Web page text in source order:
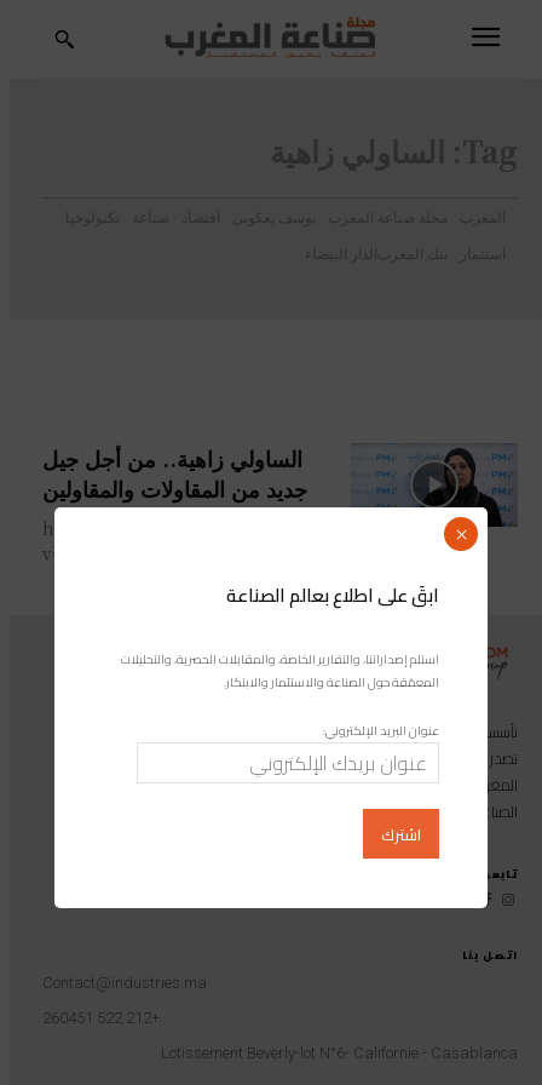
Tag: الساولي زاهية
المغرب مجلة صناعة المغرب يوسف يعكوبي اقتصاد صناعة
تكنولوجيا
استثمار
بنك المغرب الدار البيضاء
الساولي زاهية.. من أجل جيل
جديد من المقاولات والمقاولين
https://www.youtube.com/watch?
v=sYsFeSr8OHo
اتصل بنا
Contact@industries.ma
+212 522 260451
Lotissement Beverly-lot N°6- Californie - Casablanca
تصدر المجلة الرائدة المخصصة للصناعة والاستثمار والابتكار: مجلة «صناعة
المغرب»، بالإضافة إلى أول منصة رقمية موجهة لخدمة المهنيين في القطاع
الصناعي.
تابعونا على
ابقَ على اطلاع بعالم الصناعة
استلم إصداراتنا، والتقارير الخاصة، والمقابلات الحصرية، والتحليلات
المعمّقة حول الصناعة والاستثمار والابتكار.
عنوان البريد الإلكتروني:
×